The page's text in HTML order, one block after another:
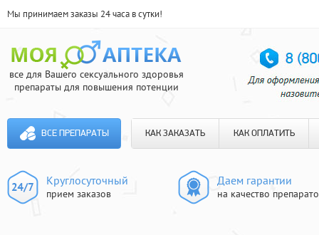
Мы принимаем заказы 24 часа в сутки!
все для Вашего сексуального здоровья
препараты для повышения потенции
ВСЕ ПРЕПАРАТЫ КАК ЗАКАЗАТЬ КАК ОПЛАТИТЬ
Круглосуточный
прием заказов
Даем гарантии
на качество